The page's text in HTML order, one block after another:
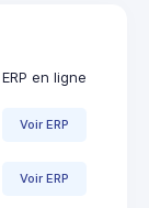
ERP en ligne
Voir ERP
Voir ERP